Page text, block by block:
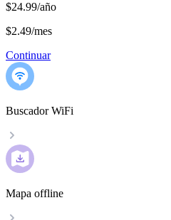
$24.99/año
$2.49/mes
Continuar
Buscador WiFi
Mapa offline